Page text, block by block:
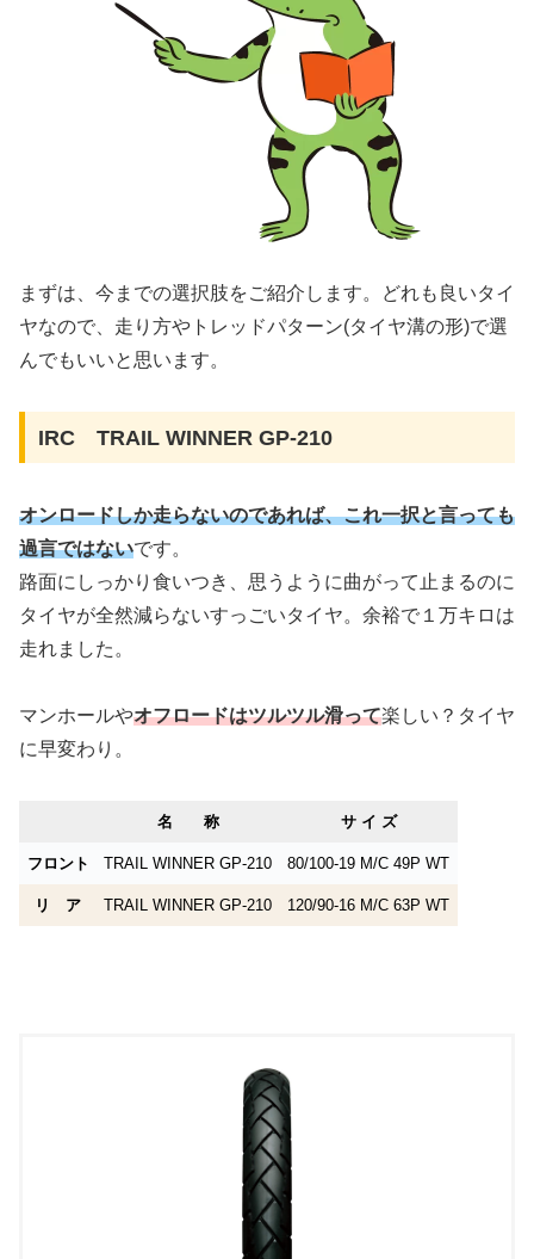
まずは、今までの選択肢をご紹介します。どれも良いタイ
ヤなので、走り方やトレッドパターン(タイヤ溝の形)で選
んでもいいと思います。
IRC TRAIL WINNER GP-210
オンロードしか走らないのであれば、これ一択と言っても
過言ではないです。
路面にしっかり食いつき、思うように曲がって止まるのに
タイヤが全然減らないすっごいタイヤ。余裕で１万キロは
走れました。
マンホールやオフロードはツルツル滑って楽しい？タイヤ
に早変わり。
名 称 サ イ ズ
フロント TRAIL WINNER GP-210 80/100-19 M/C 49P WT
リ ア TRAIL WINNER GP-210 120/90-16 M/C 63P WT